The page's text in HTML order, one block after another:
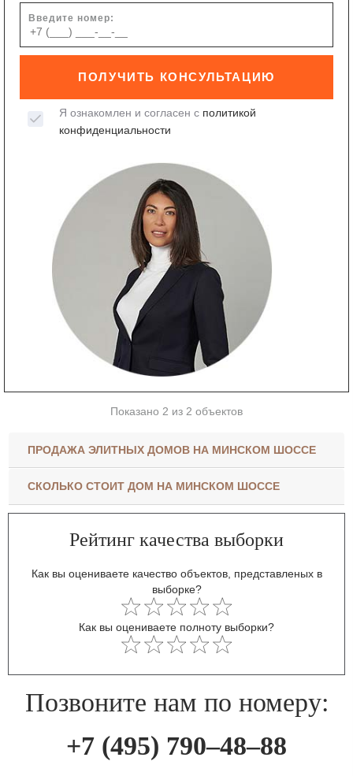
Введите номер:
ПОЛУЧИТЬ КОНСУЛЬТАЦИЮ
Я ознакомлен и согласен с политикой
конфиденциальности
Показано 2 из 2 объектов
ПРОДАЖА ЭЛИТНЫХ ДОМОВ НА МИНСКОМ ШОССЕ
СКОЛЬКО СТОИТ ДОМ НА МИНСКОМ ШОССЕ
Рейтинг качества выборки
Как вы оцениваете качество объектов, представленых в
выборке?
Как вы оцениваете полноту выборки?
Позвоните нам по номеру:
+7 (495) 790–48–88